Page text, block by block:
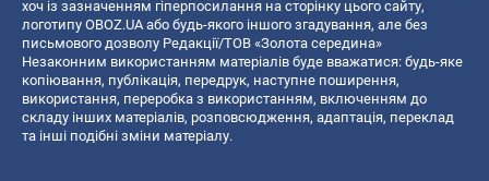
хоч із зазначенням гіперпосилання на сторінку цього сайту,
логотипу OBOZ.UA або будь-якого іншого згадування, але без
письмового дозволу Редакції/ТОВ «Золота середина»
Незаконним використанням матеріалів буде вважатися: будь-яке
копiювання, публiкацiя, передрук, наступне поширення,
використання, переробка з використанням, включенням до
складу інших матеріалів, розповсюдження, адаптація, переклад
та інші подібні зміни матеріалу.